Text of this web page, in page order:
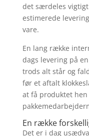
det særdeles
estimerede
vare.
En lang række
dags levering på
trods alt står og
før et aftalt
at få produktet
En række
Det er i dag